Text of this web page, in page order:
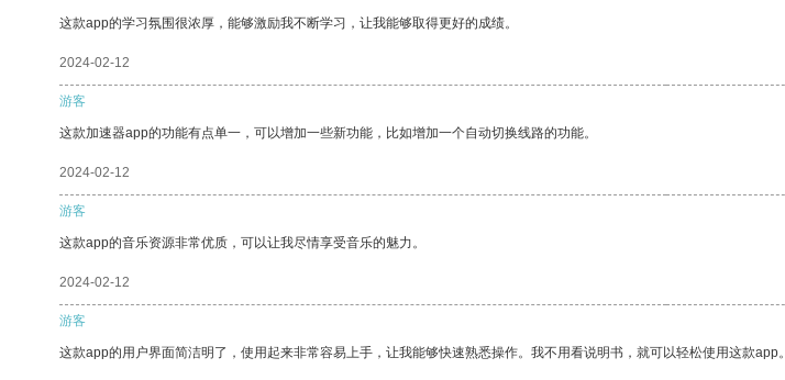
这款app的学习氛围很浓厚，能够激励我不断学习，让我能够取得更好的成绩。
2024-02-12
游客
这款加速器app的功能有点单一，可以增加一些新功能，比如增加一个自动切换线路的功能。
2024-02-12
游客
这款app的音乐资源非常优质，可以让我尽情享受音乐的魅力。
2024-02-12
游客
这款app的用户界面简洁明了，使用起来非常容易上手，让我能够快速熟悉操作。我不用看说明书，就可以轻松使用这款app。